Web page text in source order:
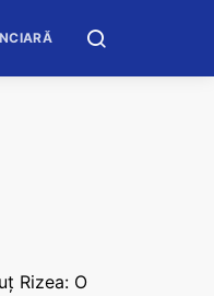
Rizea: O